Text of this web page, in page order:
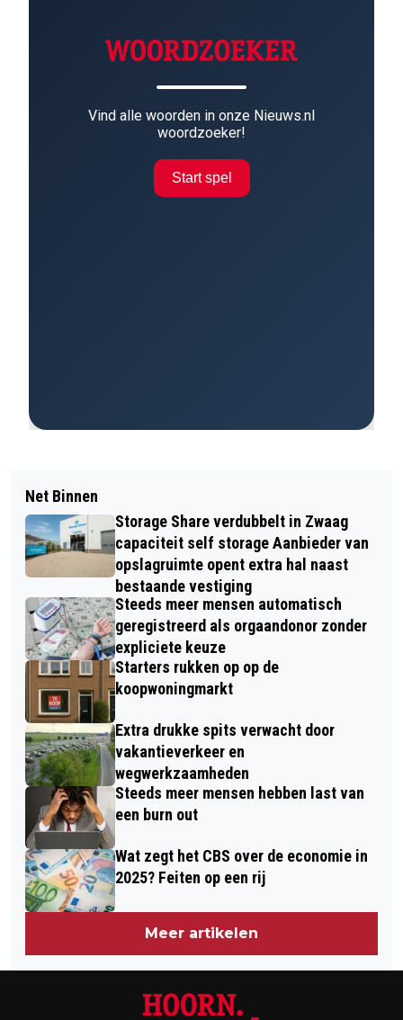
Net Binnen
Storage Share verdubbelt in Zwaag
capaciteit self storage Aanbieder van
opslagruimte opent extra hal naast
bestaande vestiging
Steeds meer mensen automatisch
geregistreerd als orgaandonor zonder
expliciete keuze
Starters rukken op op de
koopwoningmarkt
Extra drukke spits verwacht door
vakantieverkeer en
wegwerkzaamheden
Steeds meer mensen hebben last van
een burn out
Wat zegt het CBS over de economie in
2025? Feiten op een rij
Meer artikelen